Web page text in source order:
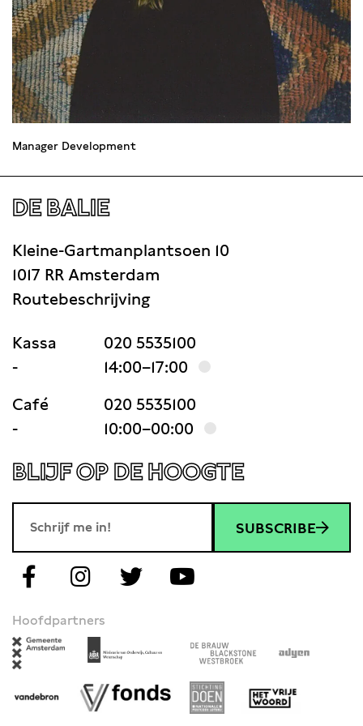
Manager Development
DE BALIE
Kleine-Gartmanplantsoen 10
1017 RR Amsterdam
Routebeschrijving
Kassa
020 5535100
-
14:00–17:00
Café
020 5535100
-
10:00–00:00
BLIJF OP DE HOOGTE
SUBSCRIBE
Hoofdpartners